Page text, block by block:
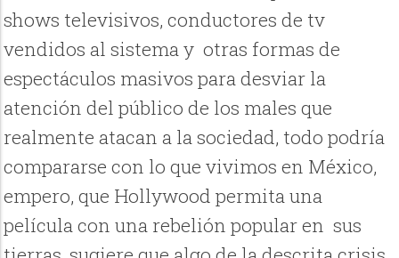
shows televisivos, conductores de tv
vendidos al sistema y otras formas de
espectáculos masivos para desviar la
atención del público de los males que
realmente atacan a la sociedad, todo podría
compararse con lo que vivimos en México,
empero, que Hollywood permita una
película con una rebelión popular en sus